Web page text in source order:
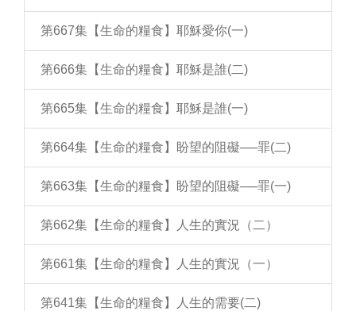
第667集【生命的糧食】耶穌愛你(一)
第666集【生命的糧食】耶穌是誰(二)
第665集【生命的糧食】耶穌是誰(一)
第664集【生命的糧食】盼望的阻礙──罪(二)
第663集【生命的糧食】盼望的阻礙──罪(一)
第662集【生命的糧食】人生的實況（二）
第661集【生命的糧食】人生的實況（一）
第641集【生命的糧食】人生的需要(二)